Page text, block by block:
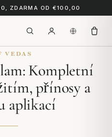
ZDARMA OD €100,00
VEDAS
Kompletní
přínosy a
aplikací